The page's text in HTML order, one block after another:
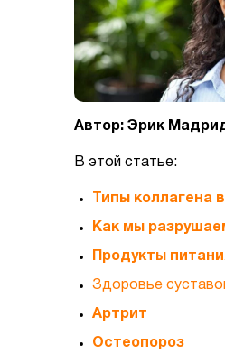
Автор: Эрик
В этой статье:
Типы коллагена
Как мы
Продукты
Здоровье
Артрит
Остеопороз